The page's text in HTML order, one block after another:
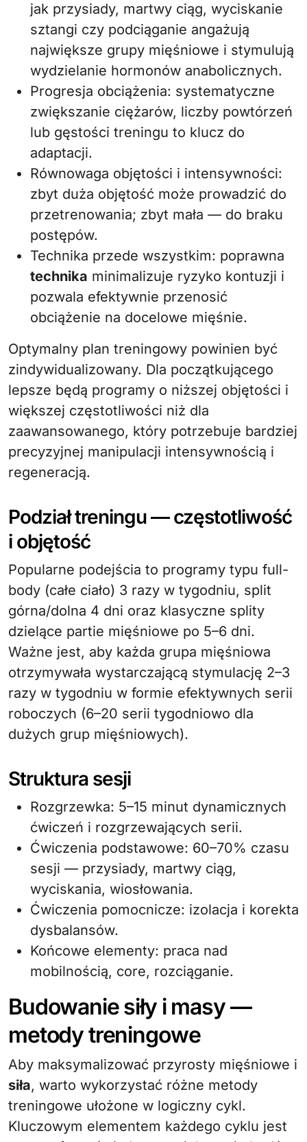
jak przysiady, martwy ciąg, wyciskanie
sztangi czy podciąganie angażują
największe grupy mięśniowe i stymulują
wydzielanie hormonów anabolicznych.
Progresja obciążenia: systematyczne
zwiększanie ciężarów, liczby powtórzeń
lub gęstości treningu to klucz do
adaptacji.
Równowaga objętości i intensywności:
zbyt duża objętość może prowadzić do
przetrenowania; zbyt mała — do braku
postępów.
Technika przede wszystkim: poprawna
technika minimalizuje ryzyko kontuzji i
pozwala efektywnie przenosić
obciążenie na docelowe mięśnie.
Optymalny plan treningowy powinien być
zindywidualizowany. Dla początkującego
lepsze będą programy o niższej objętości i
większej częstotliwości niż dla
zaawansowanego, który potrzebuje bardziej
precyzyjnej manipulacji intensywnością i
regeneracją.
Podział treningu — częstotliwość
i objętość
Popularne podejścia to programy typu full-
body (całe ciało) 3 razy w tygodniu, split
górna/dolna 4 dni oraz klasyczne splity
dzielące partie mięśniowe po 5–6 dni.
Ważne jest, aby każda grupa mięśniowa
otrzymywała wystarczającą stymulację 2–3
razy w tygodniu w formie efektywnych serii
roboczych (6–20 serii tygodniowo dla
dużych grup mięśniowych).
Struktura sesji
Rozgrzewka: 5–15 minut dynamicznych
ćwiczeń i rozgrzewających serii.
Ćwiczenia podstawowe: 60–70% czasu
sesji — przysiady, martwy ciąg,
wyciskania, wiosłowania.
Ćwiczenia pomocnicze: izolacja i korekta
dysbalansów.
Końcowe elementy: praca nad
mobilnością, core, rozciąganie.
Budowanie siły i masy —
metody treningowe
Aby maksymalizować przyrosty mięśniowe i
siła, warto wykorzystać różne metody
treningowe ułożone w logiczny cykl.
Kluczowym elementem każdego cyklu jest